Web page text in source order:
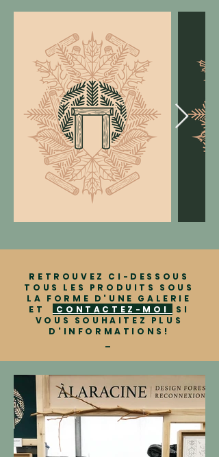
RETROUVEZ CI-DESSOUS
TOUS LES PRODUITS SOUS
LA FORME D'UNE GALERIE
ET
CONTACTEZ-MOI
SI
VOUS SOUHAITEZ PLUS
D'INFORMATIONS!